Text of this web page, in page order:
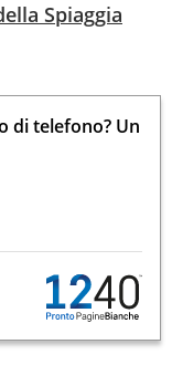
Spiaggia
di telefono? Un